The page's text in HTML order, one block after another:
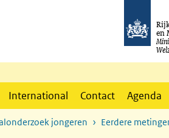
en
International Contact Agenda
jongeren Eerdere